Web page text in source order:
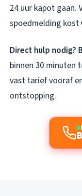
24 uur kapot gaan.
spoedmelding kost
Direct hulp nodig?
binnen 30 minuten
vast tarief vooraf
ontstopping.